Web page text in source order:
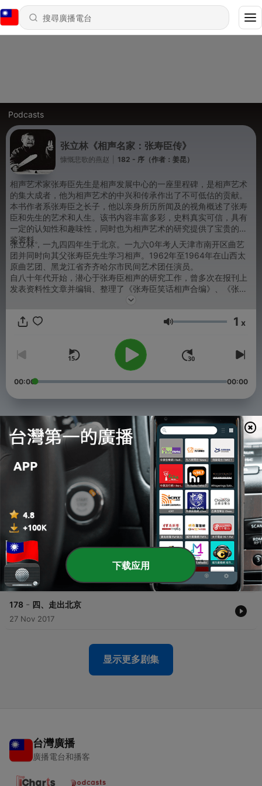
Podcasts
张立林《相声名家：张寿臣传》
慷慨悲歌的燕赵 182 - 序（作者：姜昆）
相声艺术家张寿臣先生是相声发展中心的一座里程碑，是相声艺术
的集大成者，他为相声艺术的中兴和传承作出了不可低估的贡献。
本书作者系张寿臣之长子，他以亲身所历所闻及的视角概述了张寿
臣和先生的艺术和人生。该书内容丰富多彩，史料真实可信，具有
一定的认知性和趣味性，同时也为相声艺术的研究提供了宝贵的借
鉴资料。
张立林，一九四四年生于北京。一九六0年考人天津市南开区曲艺
团并同时向其父张寿臣先生学习相声。1962年至1964年在山西太
原曲艺团、黑龙江省齐齐哈尔市民间艺术团任演员。
自八十年代开始，潜心于张寿臣相声的研究工作，曾多次在报刊上
发表资料性文章并编辑、整理了《张寿臣笑话相声合编》、《张寿
臣表演相声精品集》等书《张寿臣传》系作者研究成果之一。
音量 1 x
00:00 00:00
單集
27 Nov 2017
一、家世溯源
180 - 二、悲惨童年
27 Nov 2017
179 - 三、学徒生活
27 Nov 2017
178 - 四、走出北京
27 Nov 2017
显示更多剧集
台灣廣播
廣播電台和播客
下载应用